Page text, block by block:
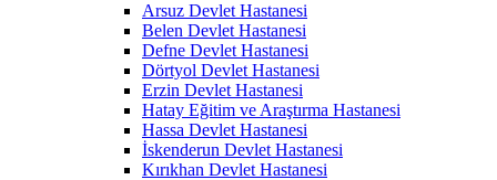
Arsuz Devlet Hastanesi
Belen Devlet Hastanesi
Defne Devlet Hastanesi
Dörtyol Devlet Hastanesi
Erzin Devlet Hastanesi
Hatay Eğitim ve Araştırma Hastanesi
Hassa Devlet Hastanesi
İskenderun Devlet Hastanesi
Kırıkhan Devlet Hastanesi